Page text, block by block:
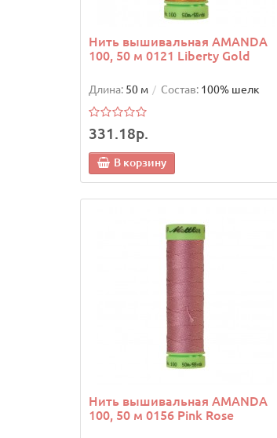
Нить вышивальная AMANDA
100, 50 м 0121 Liberty Gold
Длина: 50 м Состав: 100% шелк
331.18р.
В корзину
Нить вышивальная AMANDA
100, 50 м 0156 Pink Rose